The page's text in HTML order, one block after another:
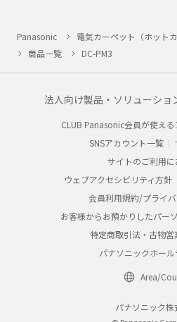
Panasonic
電気カーペット（ホット
商品一覧
DC-PM3
法人向け製品・ソリューショ
CLUB Panasonic会員が使え
SNSアカウント一覧
サイトのご利用に
ウェブアクセシビリティ方針
会員利用規約/プライ
お客様からお預かりしたパー
特定商取引法・古物営
パナソニックホール
Area/
パナソニック株